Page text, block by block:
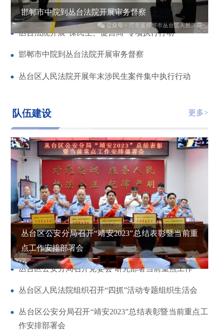
邯郸市中院到丛台法院开展审务督察
丛台法院开展“保民生、促营商”专项执行行动
邯郸市中院到丛台法院开展审务督察
丛台区人民法院开展年末涉民生案件集中执行行动
队伍建设 更多>
丛台区公安分局召开“靖安2023”总结表彰暨当前重
点工作安排部署会
丛台区公安分局召开党委会 研究部署当前重点工作
丛台区人民法院组织召开“四抓”活动专题组织生活会
丛台区公安分局召开“靖安2023”总结表彰暨当前重点工
作安排部署会